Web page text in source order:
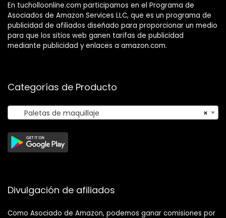
En tucholloonline.com participamos en el Programa de
Asociados de Amazon Services LLC, que es un programa de
publicidad de afiliados diseñado para proporcionar un medio
para que los sitios web ganen tarifas de publicidad
mediante publicidad y enlaces a amazon.com.
Categorías de Producto
×
Paletas de maquillaje
Divulgación de afiliados
Como Asociado de Amazon, podemos ganar comisiones por